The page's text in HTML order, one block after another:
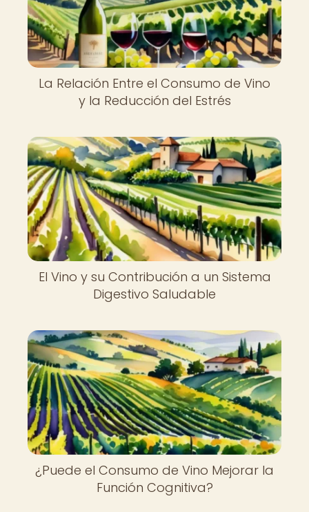
La Relación Entre el Consumo de Vino
y la Reducción del Estrés
El Vino y su Contribución a un Sistema
Digestivo Saludable
¿Puede el Consumo de Vino Mejorar la
Función Cognitiva?